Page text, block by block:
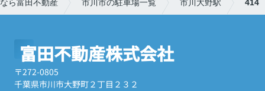
ら富田不動産 市川市の駐車場一覧 市川大野駅 414
富田不動産株式会社
〒272-0805
千葉県市川市大野町２丁目２３２